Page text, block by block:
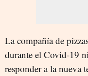
La compañía de
durante el Covid-19
responder a la nueva